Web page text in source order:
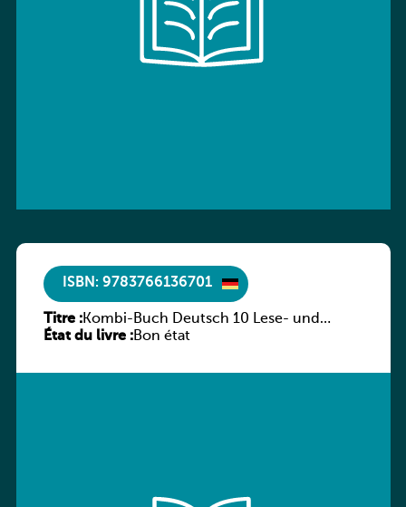
ISBN: 9783766136701
Titre :Kombi-Buch Deutsch 10 Lese- und
Sprachbuch
État du livre :Bon état